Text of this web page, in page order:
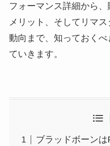
フォーマンス詳細から
メリット、そしてリマ
動向まで、知っておく
ていきます。
ブラッドボーン